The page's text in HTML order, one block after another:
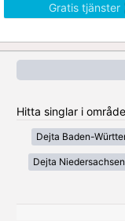
Gratis tjänster
Hitta singlar i
Dejta Baden-
Dejta Niedersachsen